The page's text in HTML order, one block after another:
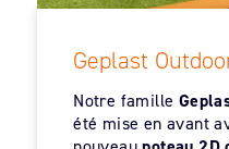
Geplast
Notre famille
été mise en avant